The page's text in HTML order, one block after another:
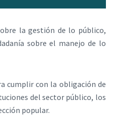
la gestión de lo público,
sobre el manejo de lo
cumplir con la obligación de
del sector público, los
popular.